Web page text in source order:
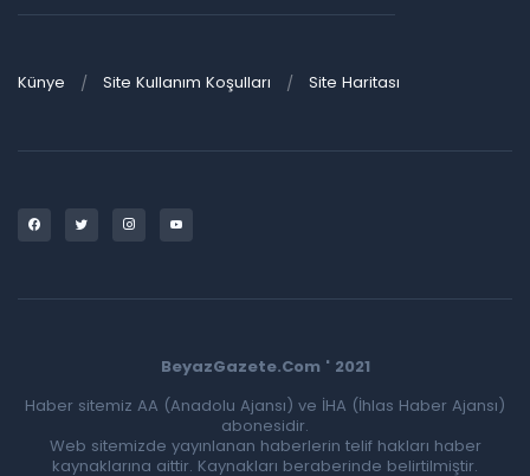
Künye Site Kullanım Koşulları Site Haritası
BeyazGazete.Com ' 2021
Haber sitemiz AA (Anadolu Ajansı) ve İHA (İhlas Haber Ajansı)
abonesidir.
Web sitemizde yayınlanan haberlerin telif hakları haber
kaynaklarına aittir. Kaynakları beraberinde belirtilmiştir.